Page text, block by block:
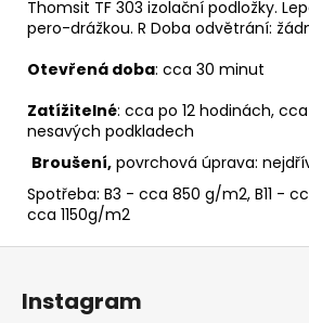
Thomsit TF 303 izolační podložky.
pero-drážkou. R Doba odvětrání:
Otevřená doba: cca 30 minut
Zatížitelné: cca po 12 hodinách,
nesavých podkladech
Broušení, povrchová úprava:
Spotřeba: B3 - cca 850 g/m2, B11 -
cca 1150g/m2
Z
Instagram